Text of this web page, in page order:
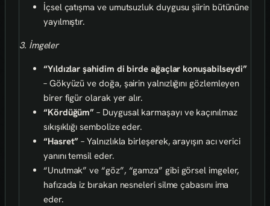
İçsel çatışma ve umutsuzluk duygusu şiirin bütününe
yayılmıştır.
3. İmgeler
“Yıldızlar şahidim di birde ağaçlar konuşabilseydi”
– Gökyüzü ve doğa, şairin yalnızlığını gözlemleyen
birer figür olarak yer alır.
“Kördüğüm” – Duygusal karmaşayı ve kaçınılmaz
sıkışıklığı sembolize eder.
“Hasret” – Yalnızlıkla birleşerek, arayışın acı verici
yanını temsil eder.
“Unutmak” ve “göz”, “gamza” gibi görsel imgeler,
hafızada iz bırakan nesneleri silme çabasını ima
eder.